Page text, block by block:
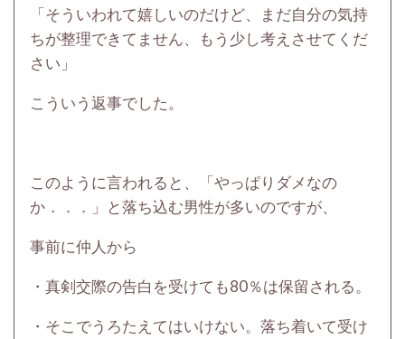
「そういわれて嬉しいのだけど、まだ自分の気持
ちが整理できてません、もう少し考えさせてくだ
さい」
こういう返事でした。
このように言われると、「やっぱりダメなの
か．．．」と落ち込む男性が多いのですが、
事前に仲人から
・真剣交際の告白を受けても80％は保留される。
・そこでうろたえてはいけない。落ち着いて受け